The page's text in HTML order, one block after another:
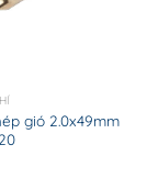
gió 2.0x49mm